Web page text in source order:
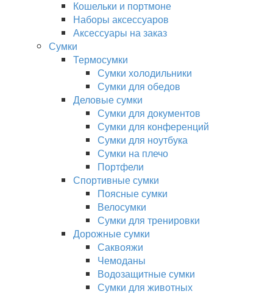
Кошельки и портмоне
Наборы аксессуаров
Аксессуары на заказ
Сумки
Термосумки
Сумки холодильники
Сумки для обедов
Деловые сумки
Сумки для документов
Сумки для конференций
Сумки для ноутбука
Сумки на плечо
Портфели
Спортивные сумки
Поясные сумки
Велосумки
Сумки для тренировки
Дорожные сумки
Саквояжи
Чемоданы
Водозащитные сумки
Сумки для животных